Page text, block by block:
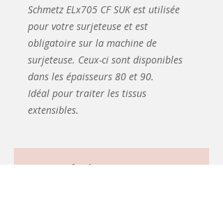
Schmetz ELx705 CF SUK est utilisée
pour votre surjeteuse et est
obligatoire sur la machine de
surjeteuse. Ceux-ci sont disponibles
dans les épaisseurs 80 et 90.
Idéal pour traiter les tissus
extensibles.
Articles